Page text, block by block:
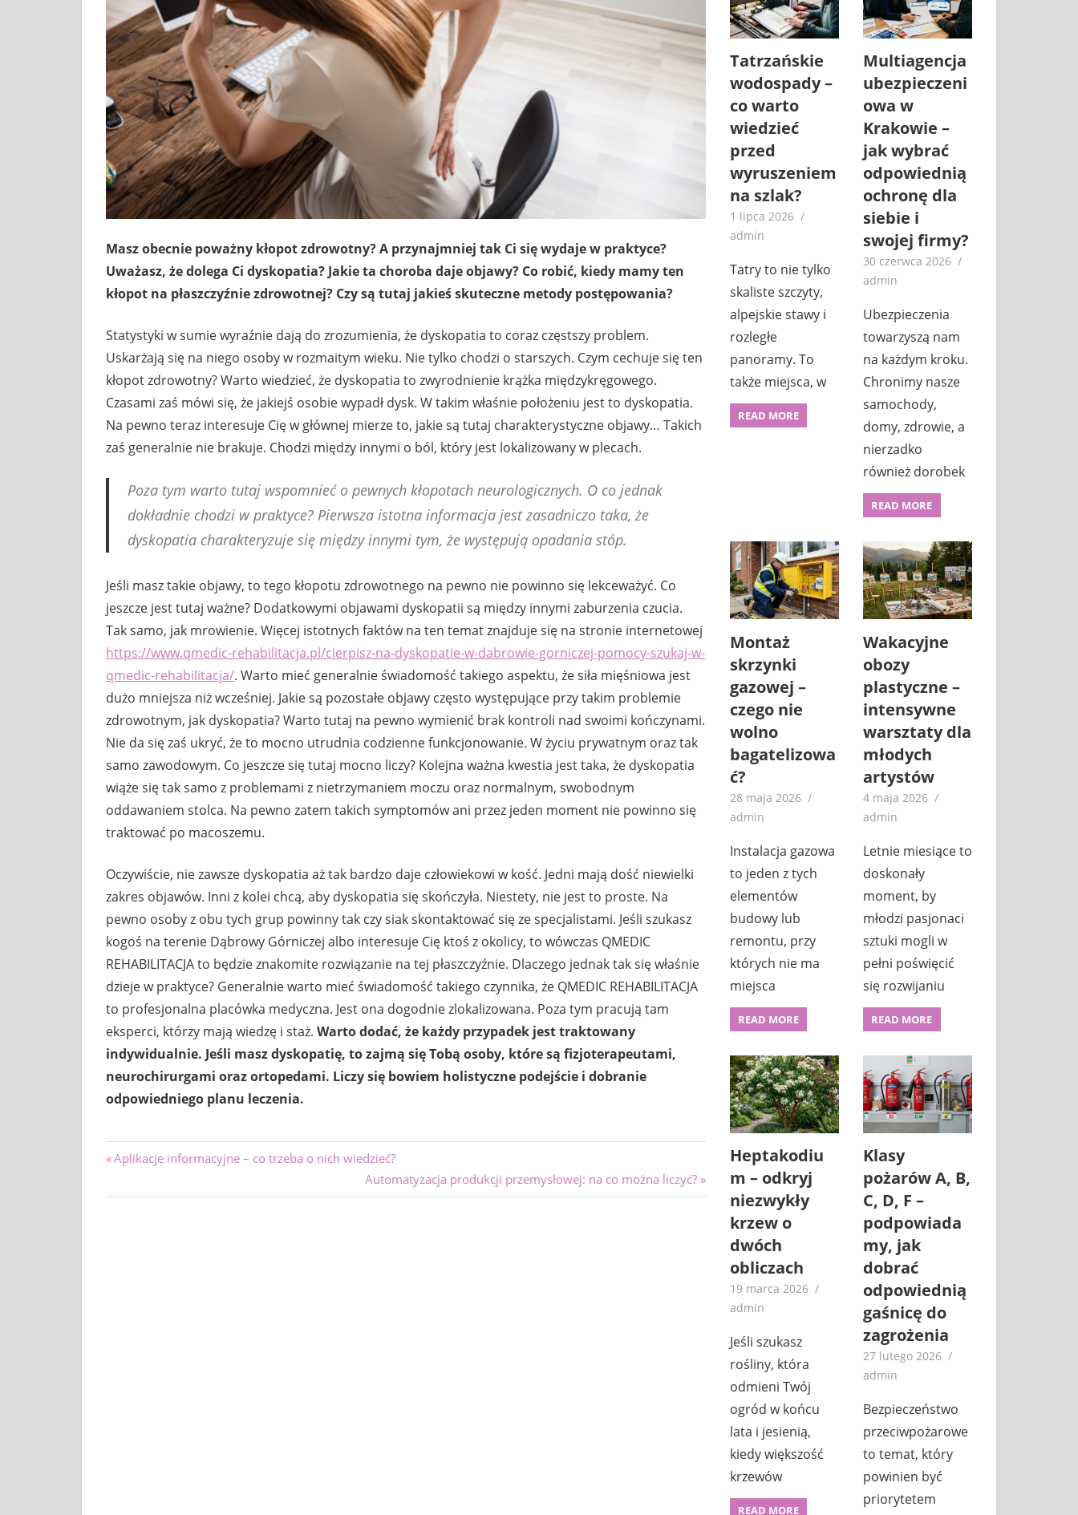
Masz obecnie poważny kłopot zdrowotny? A przynajmniej tak Ci się wydaje w praktyce?
Uważasz, że dolega Ci dyskopatia? Jakie ta choroba daje objawy? Co robić, kiedy mamy ten
kłopot na płaszczyźnie zdrowotnej? Czy są tutaj jakieś skuteczne metody postępowania?
Statystyki w sumie wyraźnie dają do zrozumienia, że dyskopatia to coraz częstszy problem.
Uskarżają się na niego osoby w rozmaitym wieku. Nie tylko chodzi o starszych. Czym cechuje się ten
kłopot zdrowotny? Warto wiedzieć, że dyskopatia to zwyrodnienie krążka międzykręgowego.
Czasami zaś mówi się, że jakiejś osobie wypadł dysk. W takim właśnie położeniu jest to dyskopatia.
Na pewno teraz interesuje Cię w głównej mierze to, jakie są tutaj charakterystyczne objawy… Takich
zaś generalnie nie brakuje. Chodzi między innymi o ból, który jest lokalizowany w plecach.
Poza tym warto tutaj wspomnieć o pewnych kłopotach neurologicznych. O co jednak
dokładnie chodzi w praktyce? Pierwsza istotna informacja jest zasadniczo taka, że
dyskopatia charakteryzuje się między innymi tym, że występują opadania stóp.
Jeśli masz takie objawy, to tego kłopotu zdrowotnego na pewno nie powinno się lekceważyć. Co
jeszcze jest tutaj ważne? Dodatkowymi objawami dyskopatii są między innymi zaburzenia czucia.
Tak samo, jak mrowienie. Więcej istotnych faktów na ten temat znajduje się na stronie internetowej
https://www.qmedic-rehabilitacja.pl/cierpisz-na-dyskopatie-w-dabrowie-gorniczej-pomocy-szukaj-w-
qmedic-rehabilitacja/. Warto mieć generalnie świadomość takiego aspektu, że siła mięśniowa jest
dużo mniejsza niż wcześniej. Jakie są pozostałe objawy często występujące przy takim problemie
zdrowotnym, jak dyskopatia? Warto tutaj na pewno wymienić brak kontroli nad swoimi kończynami.
Nie da się zaś ukryć, że to mocno utrudnia codzienne funkcjonowanie. W życiu prywatnym oraz tak
samo zawodowym. Co jeszcze się tutaj mocno liczy? Kolejna ważna kwestia jest taka, że dyskopatia
wiąże się tak samo z problemami z nietrzymaniem moczu oraz normalnym, swobodnym
oddawaniem stolca. Na pewno zatem takich symptomów ani przez jeden moment nie powinno się
traktować po macoszemu.
Oczywiście, nie zawsze dyskopatia aż tak bardzo daje człowiekowi w kość. Jedni mają dość niewielki
zakres objawów. Inni z kolei chcą, aby dyskopatia się skończyła. Niestety, nie jest to proste. Na
pewno osoby z obu tych grup powinny tak czy siak skontaktować się ze specjalistami. Jeśli szukasz
kogoś na terenie Dąbrowy Górniczej albo interesuje Cię ktoś z okolicy, to wówczas QMEDIC
REHABILITACJA to będzie znakomite rozwiązanie na tej płaszczyźnie. Dlaczego jednak tak się właśnie
dzieje w praktyce? Generalnie warto mieć świadomość takiego czynnika, że QMEDIC REHABILITACJA
to profesjonalna placówka medyczna. Jest ona dogodnie zlokalizowana. Poza tym pracują tam
eksperci, którzy mają wiedzę i staż. Warto dodać, że każdy przypadek jest traktowany
indywidualnie. Jeśli masz dyskopatię, to zajmą się Tobą osoby, które są fizjoterapeutami,
neurochirurgami oraz ortopedami. Liczy się bowiem holistyczne podejście i dobranie
odpowiedniego planu leczenia.
Nawigacja
wpisu
Previous
Aplikacje informacyjne – co trzeba o nich wiedzieć?
Next
Post:
Automatyzacja produkcji przemysłowej: na co można liczyć?
Tatrzańskie
wodospady –
co warto
wiedzieć
przed
wyruszeniem
na szlak?
1 lipca 2026
admin
Tatry to nie tylko
skaliste szczyty,
alpejskie stawy i
rozległe
panoramy. To
także miejsca, w
READ MORE
Multiagencja
ubezpieczeni
owa w
Krakowie –
jak wybrać
odpowiednią
ochronę dla
siebie i
swojej firmy?
30 czerwca 2026
admin
Ubezpieczenia
towarzyszą nam
na każdym kroku.
Chronimy nasze
samochody,
domy, zdrowie, a
nierzadko
również dorobek
READ MORE
Montaż
skrzynki
gazowej –
czego nie
wolno
bagatelizowa
ć?
28 maja 2026
admin
Instalacja gazowa
to jeden z tych
elementów
budowy lub
remontu, przy
których nie ma
miejsca
READ MORE
Wakacyjne
obozy
plastyczne –
intensywne
warsztaty dla
młodych
artystów
4 maja 2026
admin
Letnie miesiące to
doskonały
moment, by
młodzi pasjonaci
sztuki mogli w
pełni poświęcić
się rozwijaniu
READ MORE
Heptakodiu
m – odkryj
niezwykły
krzew o
dwóch
obliczach
19 marca 2026
admin
Jeśli szukasz
rośliny, która
odmieni Twój
ogród w końcu
lata i jesienią,
kiedy większość
krzewów
READ MORE
Klasy
pożarów A, B,
C, D, F –
podpowiada
my, jak
dobrać
odpowiednią
gaśnicę do
zagrożenia
27 lutego 2026
admin
Bezpieczeństwo
przeciwpożarowe
to temat, który
powinien być
priorytetem